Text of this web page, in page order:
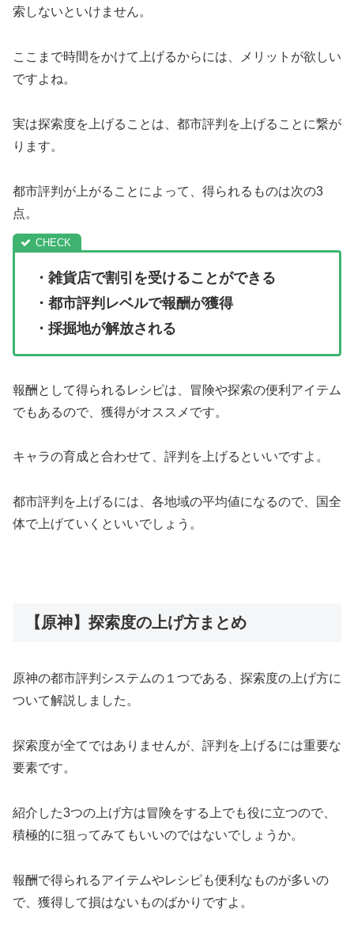
索しないといけません。
ここまで時間をかけて上げるからには、メリットが欲しい
ですよね。
実は探索度を上げることは、都市評判を上げることに繋が
ります。
都市評判が上がることによって、得られるものは次の3
点。
・雑貨店で割引を受けることができる
・都市評判レベルで報酬が獲得
・採掘地が解放される
報酬として得られるレシピは、冒険や探索の便利アイテム
でもあるので、獲得がオススメです。
キャラの育成と合わせて、評判を上げるといいですよ。
都市評判を上げるには、各地域の平均値になるので、国全
体で上げていくといいでしょう。
【原神】探索度の上げ方まとめ
原神の都市評判システムの１つである、探索度の上げ方に
ついて解説しました。
探索度が全てではありませんが、評判を上げるには重要な
要素です。
紹介した3つの上げ方は冒険をする上でも役に立つので、
積極的に狙ってみてもいいのではないでしょうか。
報酬で得られるアイテムやレシピも便利なものが多いの
で、獲得して損はないものばかりですよ。